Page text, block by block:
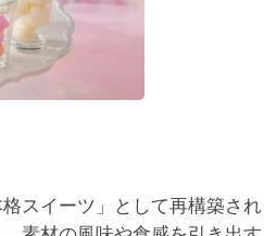
スイーツ」として再構築され